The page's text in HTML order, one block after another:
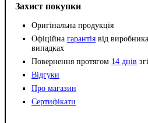
Захист покупки
Оригінальна продукція
Офіційна гарантія від
випадках
Повернення протягом 14 днів
Відгуки
Про магазин
Сертифікати